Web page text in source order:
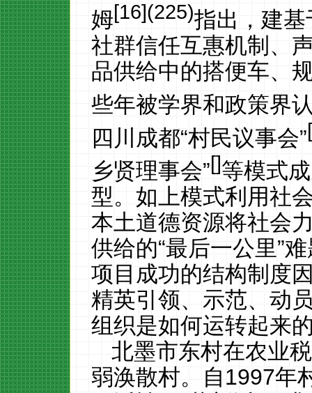
姆[16](225)指出，建
社群信任互惠机制、
品供给中的搭便车、
些年被学界和政策界
四川成都“村民议事会”[
乡贤理事会”[]等模式
型。如上模式利用社
本土道德资源将社会
供给的“最后一公里”
项目成功的结构制度
精英引领、示范、动
组织是如何运转起来
北墨市东村在农业
弱涣散村。自1997年